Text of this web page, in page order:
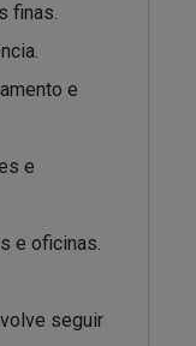
finas.
e
e
e oficinas.
seguir